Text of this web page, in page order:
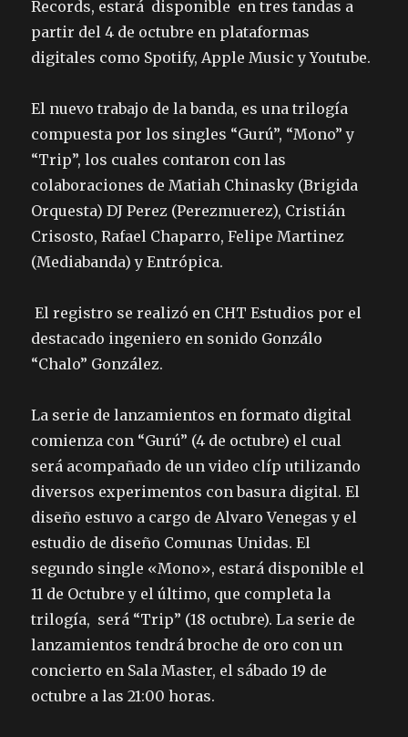
Records, estará disponible en tres tandas a
partir del 4 de octubre en plataformas
digitales como Spotify, Apple Music y Youtube.
El nuevo trabajo de la banda, es una trilogía
compuesta por los singles “Gurú”, “Mono” y
“Trip”, los cuales contaron con las
colaboraciones de Matiah Chinasky (Brigida
Orquesta)DJ Perez (Perezmuerez), Cristián
Crisosto, Rafael Chaparro, Felipe Martinez
(Mediabanda) y Entrópica.
El registro se realizó en CHT Estudios por el
destacado ingeniero en sonido Gonzálo
“Chalo” González.
La serie de lanzamientos en formato digital
comienza con “Gurú” (4 de octubre) el cual
será acompañado de un video clíp utilizando
diversos experimentos con basura digital. El
diseño estuvo a cargo de Alvaro Venegas y el
estudio de diseño Comunas Unidas. El
segundo single «Mono», estará disponible el
11 de Octubre y el último, que completa la
trilogía, será “Trip” (18 octubre). La serie de
lanzamientos tendrá broche de oro con un
concierto en Sala Master, el sábado 19 de
octubre a las 21:00 horas.